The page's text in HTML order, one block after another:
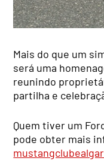
Mais do que um
será uma
reunindo
partilha e
Quem tiver um
pode obter mais